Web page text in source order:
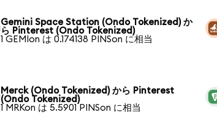
Gemini Space Station (Ondo Tokenized) か
ら Pinterest (Ondo Tokenized)
1 GEMIon は 0.174138 PINSon に相当
Merck (Ondo Tokenized) から Pinterest
(Ondo Tokenized)
1 MRKon は 5.5901 PINSon に相当